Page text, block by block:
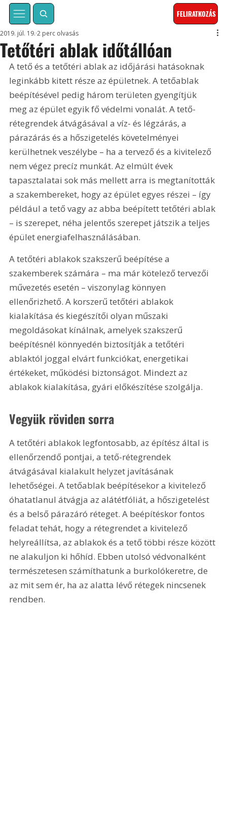
FELIRATKOZÁS
Tetőtéri ablak időtállóan
2019. júl. 19. 2 perc olvasás
A tető és a tetőtéri ablak az időjárási hatásoknak
leginkább kitett része az épületnek. A tetőablak
beépítésével pedig három területen gyengítjük
meg az épület egyik fő védelmi vonalát. A tető-
rétegrendek átvágásával a víz- és légzárás, a
párazárás és a hőszigetelés követelményei
kerülhetnek veszélybe – ha a tervező és a kivitelező
nem végez precíz munkát. Az elmúlt évek
tapasztalatai sok más mellett arra is megtanították
a szakembereket, hogy az épület egyes részei – így
például a tető vagy az abba beépített tetőtéri ablak
– is szerepet, néha jelentős szerepet játszik a teljes
épület energiafelhasználásában.
A tetőtéri ablakok szakszerű beépítése a
szakemberek számára – ma már kötelező tervezői
művezetés esetén – viszonylag könnyen
ellenőrizhető. A korszerű tetőtéri ablakok
kialakítása és kiegészítői olyan műszaki
megoldásokat kínálnak, amelyek szakszerű
beépítésnél könnyedén biztosítják a tetőtéri
ablaktól joggal elvárt funkciókat, energetikai
értékeket, működési biztonságot. Mindezt az
ablakok kialakítása, gyári előkészítése szolgálja.
Vegyük röviden sorra
A tetőtéri ablakok legfontosabb, az építész által is
ellenőrzendő pontjai, a tető-rétegrendek
átvágásával kialakult helyzet javításának
lehetőségei. A tetőablak beépítésekor a kivitelező
óhatatlanul átvágja az alátétfóliát, a hőszigetelést
és a belső párazáró réteget. A beépítéskor fontos
feladat tehát, hogy a rétegrendet a kivitelező
helyreállítsa, az ablakok és a tető többi része között
ne alakuljon ki hőhíd. Ebben utolsó védvonalként
természetesen számíthatunk a burkolókeretre, de
az mit sem ér, ha az alatta lévő rétegek nincsenek
rendben.